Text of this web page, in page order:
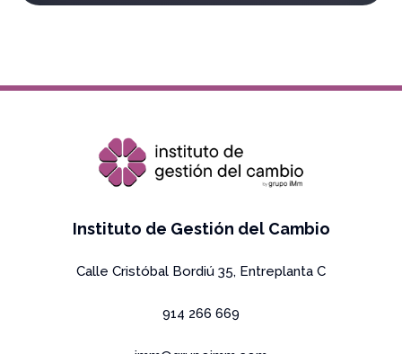
Instituto de Gestión del Cambio
Calle Cristóbal Bordiú 35, Entreplanta C
914 266 669